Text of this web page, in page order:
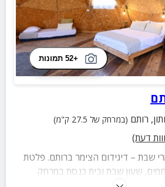
+52 תמונות
, רותם (במרחק של 27.5 ק"מ)
דעת)
שבת – דיגידום הצימר ברותם. פלטת
שעון שבת ובית כנסת במרחק